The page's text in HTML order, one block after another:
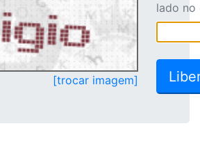
[trocar imagem]
lado no